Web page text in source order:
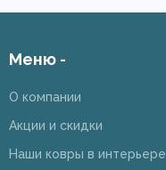
Меню -
О компании
Акции и скидки
Наши ковры в интерьере